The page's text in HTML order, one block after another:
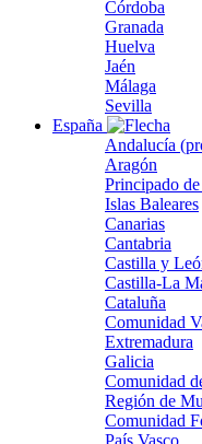
Córdoba
Granada
Huelva
Jaén
Málaga
Sevilla
España
Andalucía
Aragón
Principado
Islas Baleares
Canarias
Cantabria
Castilla y
Castilla-La
Cataluña
Comunidad
Extremadura
Galicia
Comunidad
Región de
Comunidad